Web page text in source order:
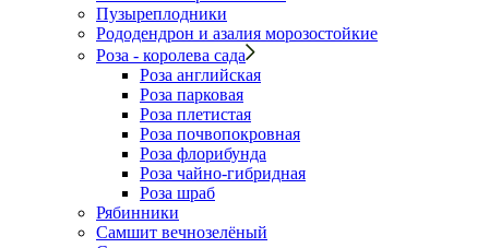
Пузыреплодники
Рододендрон и азалия морозостойкие
Роза - королева сада
Роза английская
Роза парковая
Роза плетистая
Роза почвопокровная
Роза флорибунда
Роза чайно-гибридная
Роза шраб
Рябинники
Самшит вечнозелёный